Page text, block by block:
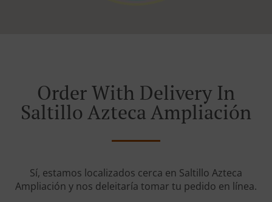
Order With Delivery In
Saltillo Azteca Ampliación
Sí, estamos localizados cerca en Saltillo Azteca
Ampliación y nos deleitaría tomar tu pedido en línea.